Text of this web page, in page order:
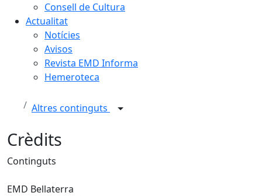
Consell de Cultura
Actualitat
Notícies
Avisos
Revista EMD Informa
Hemeroteca
Altres continguts
Crèdits
Continguts
EMD Bellaterra